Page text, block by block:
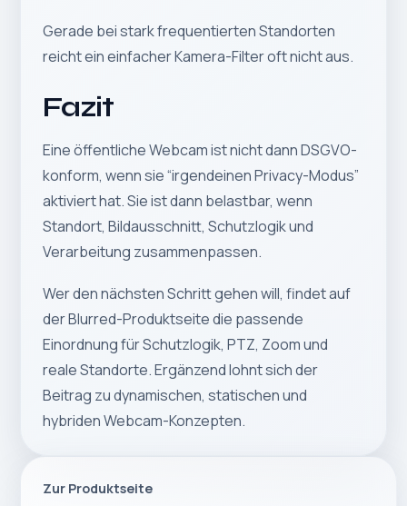
Gerade bei stark frequentierten Standorten
reicht ein einfacher Kamera-Filter oft nicht aus.
Fazit
Eine öffentliche Webcam ist nicht dann DSGVO-
konform, wenn sie “irgendeinen Privacy-Modus”
aktiviert hat. Sie ist dann belastbar, wenn
Standort, Bildausschnitt, Schutzlogik und
Verarbeitung zusammenpassen.
Wer den nächsten Schritt gehen will, findet auf
derBlurred-Produktseitedie passende
Einordnung für Schutzlogik, PTZ, Zoom und
reale Standorte. Ergänzend lohnt sich der
Beitrag zudynamischen, statischen und
hybriden Webcam-Konzepten.
Zur Produktseite